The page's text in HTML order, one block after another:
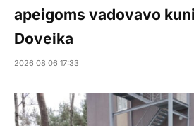
apeigoms vadovavo
Doveika
2026 08 06 17:33